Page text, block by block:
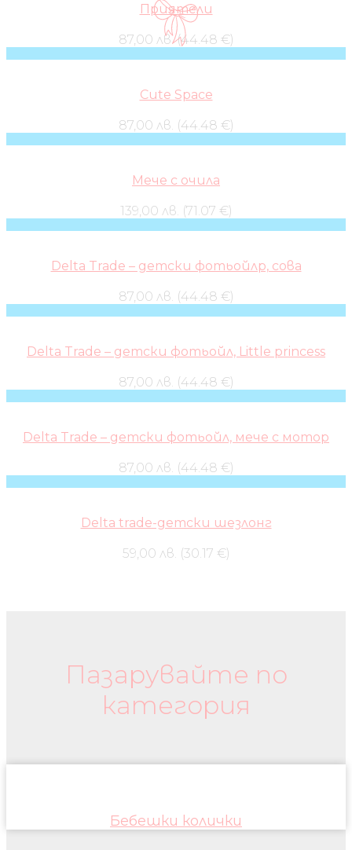
Приятели
87,00 лв. (44.48 €)
Cute Space
87,00 лв. (44.48 €)
Мече с очила
139,00 лв. (71.07 €)
Delta Trade – детски фотьойлр, сова
87,00 лв. (44.48 €)
Delta Trade – детски фотьойл, Little princess
87,00 лв. (44.48 €)
Delta Trade – детски фотьойл, мече с мотор
87,00 лв. (44.48 €)
Delta trade-детски шезлонг
59,00 лв. (30.17 €)
Пазарувайте по
категория
Бебешки колички